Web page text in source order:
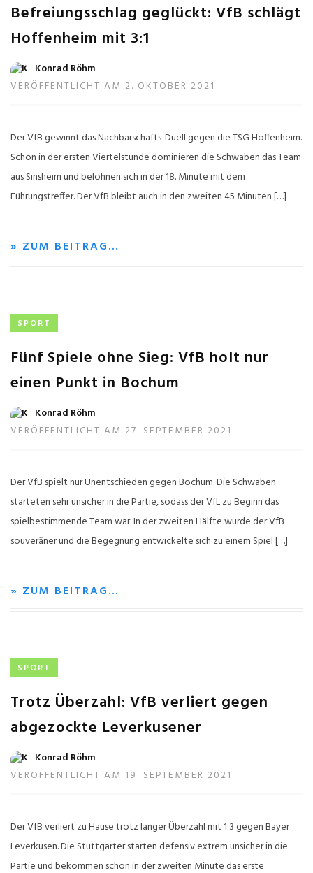
Befreiungsschlag geglückt: VfB schlägt
Hoffenheim mit 3:1
Konrad Röhm
VERÖFFENTLICHT AM 2. OKTOBER 2021
Der VfB gewinnt das Nachbarschafts-Duell gegen die TSG Hoffenheim.
Schon in der ersten Viertelstunde dominieren die Schwaben das Team
aus Sinsheim und belohnen sich in der 18. Minute mit dem
Führungstreffer. Der VfB bleibt auch in den zweiten 45 Minuten […]
» ZUM BEITRAG…
SPORT
Fünf Spiele ohne Sieg: VfB holt nur
einen Punkt in Bochum
Konrad Röhm
VERÖFFENTLICHT AM 27. SEPTEMBER 2021
Der VfB spielt nur Unentschieden gegen Bochum. Die Schwaben
starteten sehr unsicher in die Partie, sodass der VfL zu Beginn das
spielbestimmende Team war. In der zweiten Hälfte wurde der VfB
souveräner und die Begegnung entwickelte sich zu einem Spiel […]
» ZUM BEITRAG…
SPORT
Trotz Überzahl: VfB verliert gegen
abgezockte Leverkusener
Konrad Röhm
VERÖFFENTLICHT AM 19. SEPTEMBER 2021
Der VfB verliert zu Hause trotz langer Überzahl mit 1:3 gegen Bayer
Leverkusen. Die Stuttgarter starten defensiv extrem unsicher in die
Partie und bekommen schon in der zweiten Minute das erste